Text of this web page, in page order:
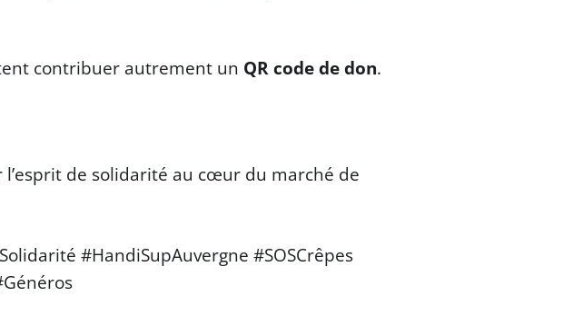
contribuer autrement un QR code de don.
l’esprit de solidarité au cœur du marché de
#HandiSupAuvergne #SOSCrêpes